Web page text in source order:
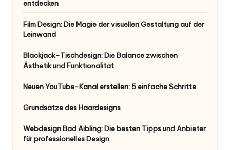
entdecken
Film Design: Die Magie der visuellen Gestaltung auf der
Leinwand
Blackjack-Tischdesign: Die Balance zwischen
Ästhetik und Funktionalität
Neuen YouTube-Kanal erstellen: 5 einfache Schritte
Grundsätze des Haardesigns
Webdesign Bad Aibling: Die besten Tipps und Anbieter
für professionelles Design